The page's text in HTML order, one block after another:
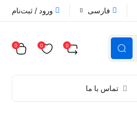
فارسی ورود / ثبت‌نام
0
0
0
تماس با ما